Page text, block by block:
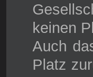
keinen
Auch
Platz